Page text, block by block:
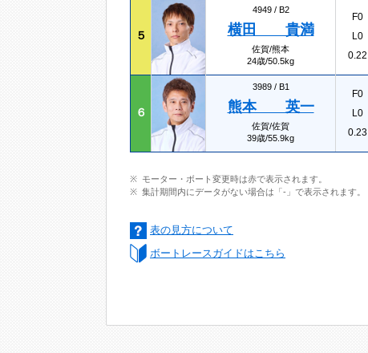
５
4949 / B2
横田 貴満
佐賀/熊本
24歳/50.5kg
F0
L0
0.22
６
3989 / B1
熊本 英一
佐賀/佐賀
39歳/55.9kg
F0
L0
0.23
モーター・ボート変更時は赤で表示されます。
集計期間内にデータがない場合は「-」で表示されます。
表の見方について
ボートレースガイドはこちら